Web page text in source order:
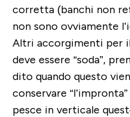
corretta (banchi non
non sono ovviamente
Altri accorgimenti per
deve essere “soda”,
dito quando questo
conservare
pesce in verticale